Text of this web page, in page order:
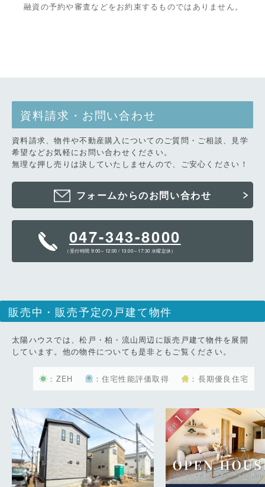
融資の予約や審査などをお約束するものではありません。
資料請求・お問い合わせ
資料請求、物件や不動産購入についてのご質問・ご相談、見学
希望などお気軽にお問い合わせください。
無理な押し売りは決していたしませんので、ご安心ください！
フォームからのお問い合わせ
047-343-8000
（受付時間 9:00～12:00 / 13:00～17:30 水曜定休）
販売中・販売予定の戸建て物件
太陽ハウスでは、松戸・柏・流山周辺に販売戸建て物件を展開
しています。他の物件についても是非ともご覧ください。
：ZEH ：住宅性能評価取得 ：長期優良住宅